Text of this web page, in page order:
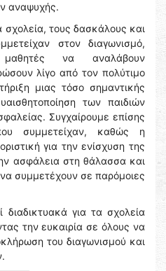
αναψυχής.
τους δασκάλους και
στον διαγωνισμό,
μαθητές να αναλάβουν
λίγο από τον πολύτιμο
μιας τόσο σημαντικής
των παιδιών
Συγχαίρουμε επίσης
συμμετείχαν, καθώς η
για την ενίσχυση της
ασφάλεια στη θάλασσα και
συμμετέχουν σε παρόμοιες
για τα σχολεία
την ευκαιρία σε όλους να
του διαγωνισμού και